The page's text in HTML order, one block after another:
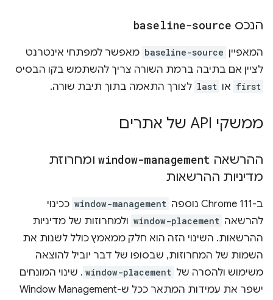
הנכס baseline-source
המאפיין baseline-source מאפשר למפתחי אינטרנט
לציין אם בתיבה ברמת השורה צריך להשתמש בקו הבסיס
first או last לצורך התאמה בתוך תיבת שורה.
ממשקי API של אתרים
ההרשאה window-management ומחרוזת
מדיניות ההרשאות
ב-Chrome 111 נוספה window-management ככינוי
להרשאה window-placement ולמחרוזות של מדיניות
ההרשאות. השינוי הזה הוא חלק ממאמץ כולל לשנות את
השמות של המחרוזות, שבסופו של דבר יוביל להוצאה
משימוש ולהסרה של window-placement . שינוי המונחים
ישפר את עמידות המתאר ככל ש-Window Management